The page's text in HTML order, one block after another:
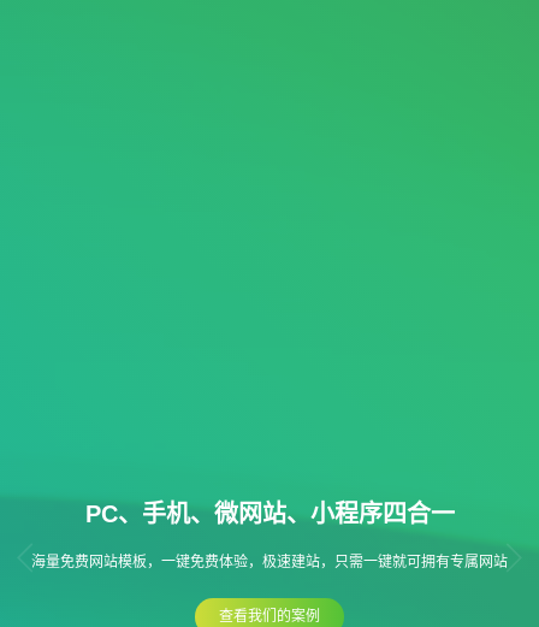
PC、手机、微网站、小程序四合一
海量免费网站模板，一键免费体验，极速建站，只需一键就可拥有专属网站
查看我们的案例